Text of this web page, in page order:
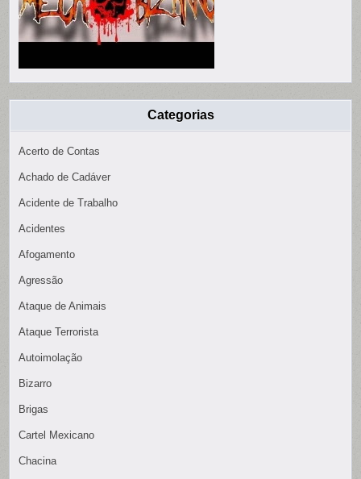
Categorias
Acerto de Contas
Achado de Cadáver
Acidente de Trabalho
Acidentes
Afogamento
Agressão
Ataque de Animais
Ataque Terrorista
Autoimolação
Bizarro
Brigas
Cartel Mexicano
Chacina